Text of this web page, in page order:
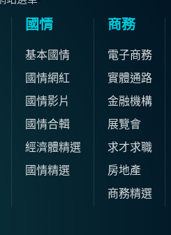
國情
基本國情
國情網紅
國情影片
國情合輯
經濟體精選
國情精選
商務
電子商務
實體通路
金融機構
展覽會
求才求職
房地產
商務精選